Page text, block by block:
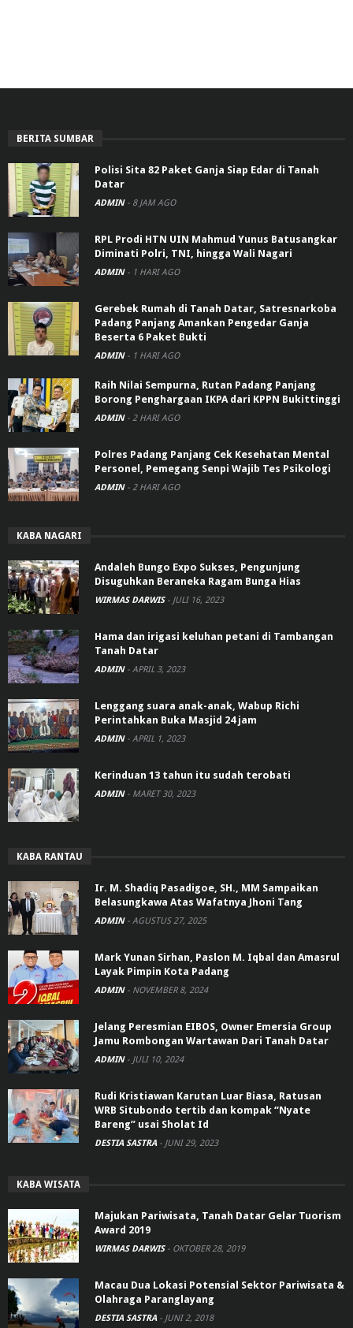
BERITA SUMBAR
Polisi Sita 82 Paket Ganja Siap Edar di Tanah
Datar
ADMIN - 8 JAM AGO
RPL Prodi HTN UIN Mahmud Yunus Batusangkar
Diminati Polri, TNI, hingga Wali Nagari
ADMIN - 1 HARI AGO
Gerebek Rumah di Tanah Datar, Satresnarkoba
Padang Panjang Amankan Pengedar Ganja
Beserta 6 Paket Bukti
ADMIN - 1 HARI AGO
Raih Nilai Sempurna, Rutan Padang Panjang
Borong Penghargaan IKPA dari KPPN Bukittinggi
ADMIN - 2 HARI AGO
Polres Padang Panjang Cek Kesehatan Mental
Personel, Pemegang Senpi Wajib Tes Psikologi
ADMIN - 2 HARI AGO
KABA NAGARI
Andaleh Bungo Expo Sukses, Pengunjung
Disuguhkan Beraneka Ragam Bunga Hias
WIRMAS DARWIS - JULI 16, 2023
Hama dan irigasi keluhan petani di Tambangan
Tanah Datar
ADMIN - APRIL 3, 2023
Lenggang suara anak-anak, Wabup Richi
Perintahkan Buka Masjid 24 jam
ADMIN - APRIL 1, 2023
Kerinduan 13 tahun itu sudah terobati
ADMIN - MARET 30, 2023
KABA RANTAU
Ir. M. Shadiq Pasadigoe, SH., MM Sampaikan
Belasungkawa Atas Wafatnya Jhoni Tang
ADMIN - AGUSTUS 27, 2025
Mark Yunan Sirhan, Paslon M. Iqbal dan Amasrul
Layak Pimpin Kota Padang
ADMIN - NOVEMBER 8, 2024
Jelang Peresmian EIBOS, Owner Emersia Group
Jamu Rombongan Wartawan Dari Tanah Datar
ADMIN - JULI 10, 2024
Rudi Kristiawan Karutan Luar Biasa, Ratusan
WRB Situbondo tertib dan kompak “Nyate
Bareng” usai Sholat Id
DESTIA SASTRA - JUNI 29, 2023
KABA WISATA
Majukan Pariwisata, Tanah Datar Gelar Tuorism
Award 2019
WIRMAS DARWIS - OKTOBER 28, 2019
Macau Dua Lokasi Potensial Sektor Pariwisata &
Olahraga Paranglayang
DESTIA SASTRA - JUNI 2, 2018